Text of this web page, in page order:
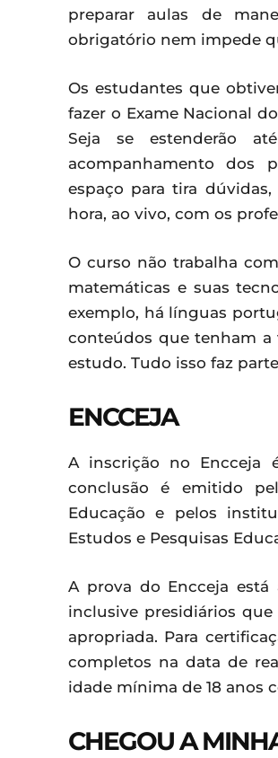
preparar aulas de
obrigatório nem impede
Os estudantes que
fazer o Exame Nacional
Seja se estenderão
acompanhamento dos
espaço para tira
hora, ao vivo, com os
O curso não trabalha
matemáticas e suas
exemplo, há línguas
conteúdos que tenham a
estudo. Tudo isso faz
ENCCEJA
A inscrição no Encceja
conclusão é emitido
Educação e pelos
Estudos e Pesquisas
A prova do Encceja
inclusive presidiários
apropriada. Para
completos na data de
idade mínima de 18 anos
CHEGOU A